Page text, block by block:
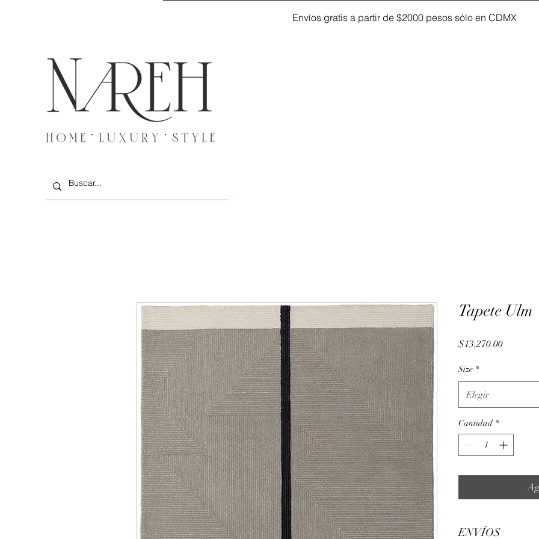
Envíos gratis a partir de $2000 pesos sólo en CDMX
Tapete Ulm
$13,270.00Precio
Size *
Elegir
Cantidad *
ENVÍOS